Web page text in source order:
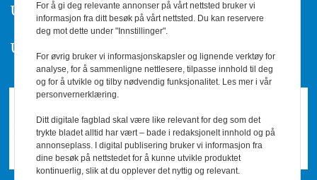
Utvalg,www.pfu.no.
Utgiver: PBL
For å gi deg relevante annonser på vårt nettsted bruker vi
informasjon fra ditt besøk på vårt nettsted. Du kan reservere
deg mot dette under "Innstillinger".
For øvrig bruker vi informasjonskapsler og lignende verktøy for
analyse, for å sammenligne nettlesere, tilpasse innhold til deg
og for å utvikle og tilby nødvendig funksjonalitet. Les mer i vår
personvernerklæring.
Ditt digitale fagblad skal være like relevant for deg som det
trykte bladet alltid har vært – bade i redaksjonelt innhold og på
annonseplass. I digital publisering bruker vi informasjon fra
dine besøk på nettstedet for å kunne utvikle produktet
kontinuerlig, slik at du opplever det nyttig og relevant.